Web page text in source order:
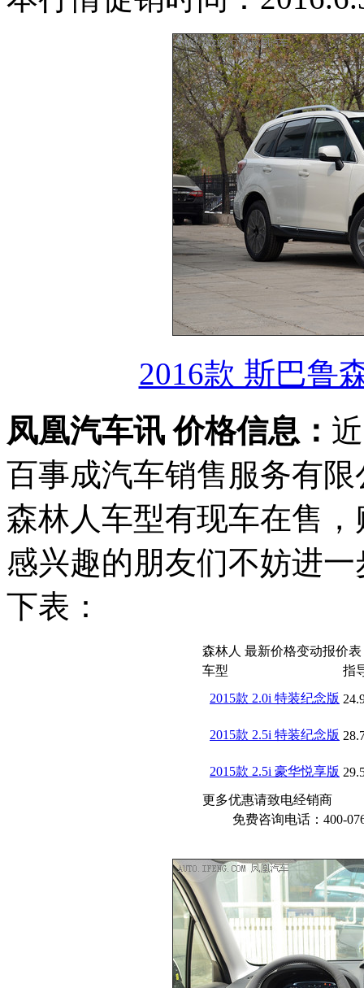
2016款 斯巴鲁
凤凰汽车讯 价格信息：
百事成汽车销售服务有
森林人车型有现车在售
感兴趣的朋友们不妨进
下表：
森林人 最新价格变动报价表
车型
指
2015款 2.0i 特装纪念版
2015款 2.5i 特装纪念版
2015款 2.5i 豪华悦享版
更多优惠请致电经销商
免费咨询电话：400-